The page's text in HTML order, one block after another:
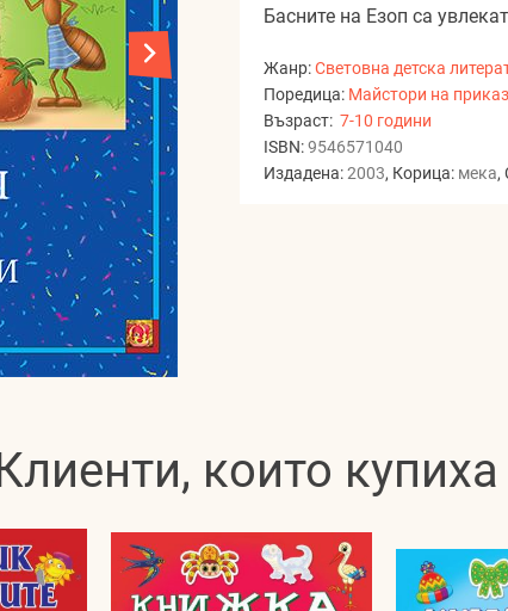
Басните на Езоп са
Жанр:Световна детска
Поредица: Майстори на
Възраст:7-10 години
ISBN:9546571040
Издадена:2003, Корица: мека,
които